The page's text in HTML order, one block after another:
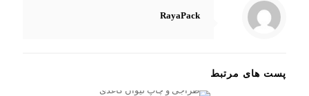
RayaPack
پست های مرتبط